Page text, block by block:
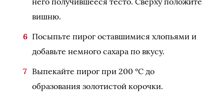
вишню.
Посыпьте пирог оставшимися хлопьями и
добавьте немного сахара по вкусу.
Выпекайте пирог при 200 °С до
образования золотистой корочки.